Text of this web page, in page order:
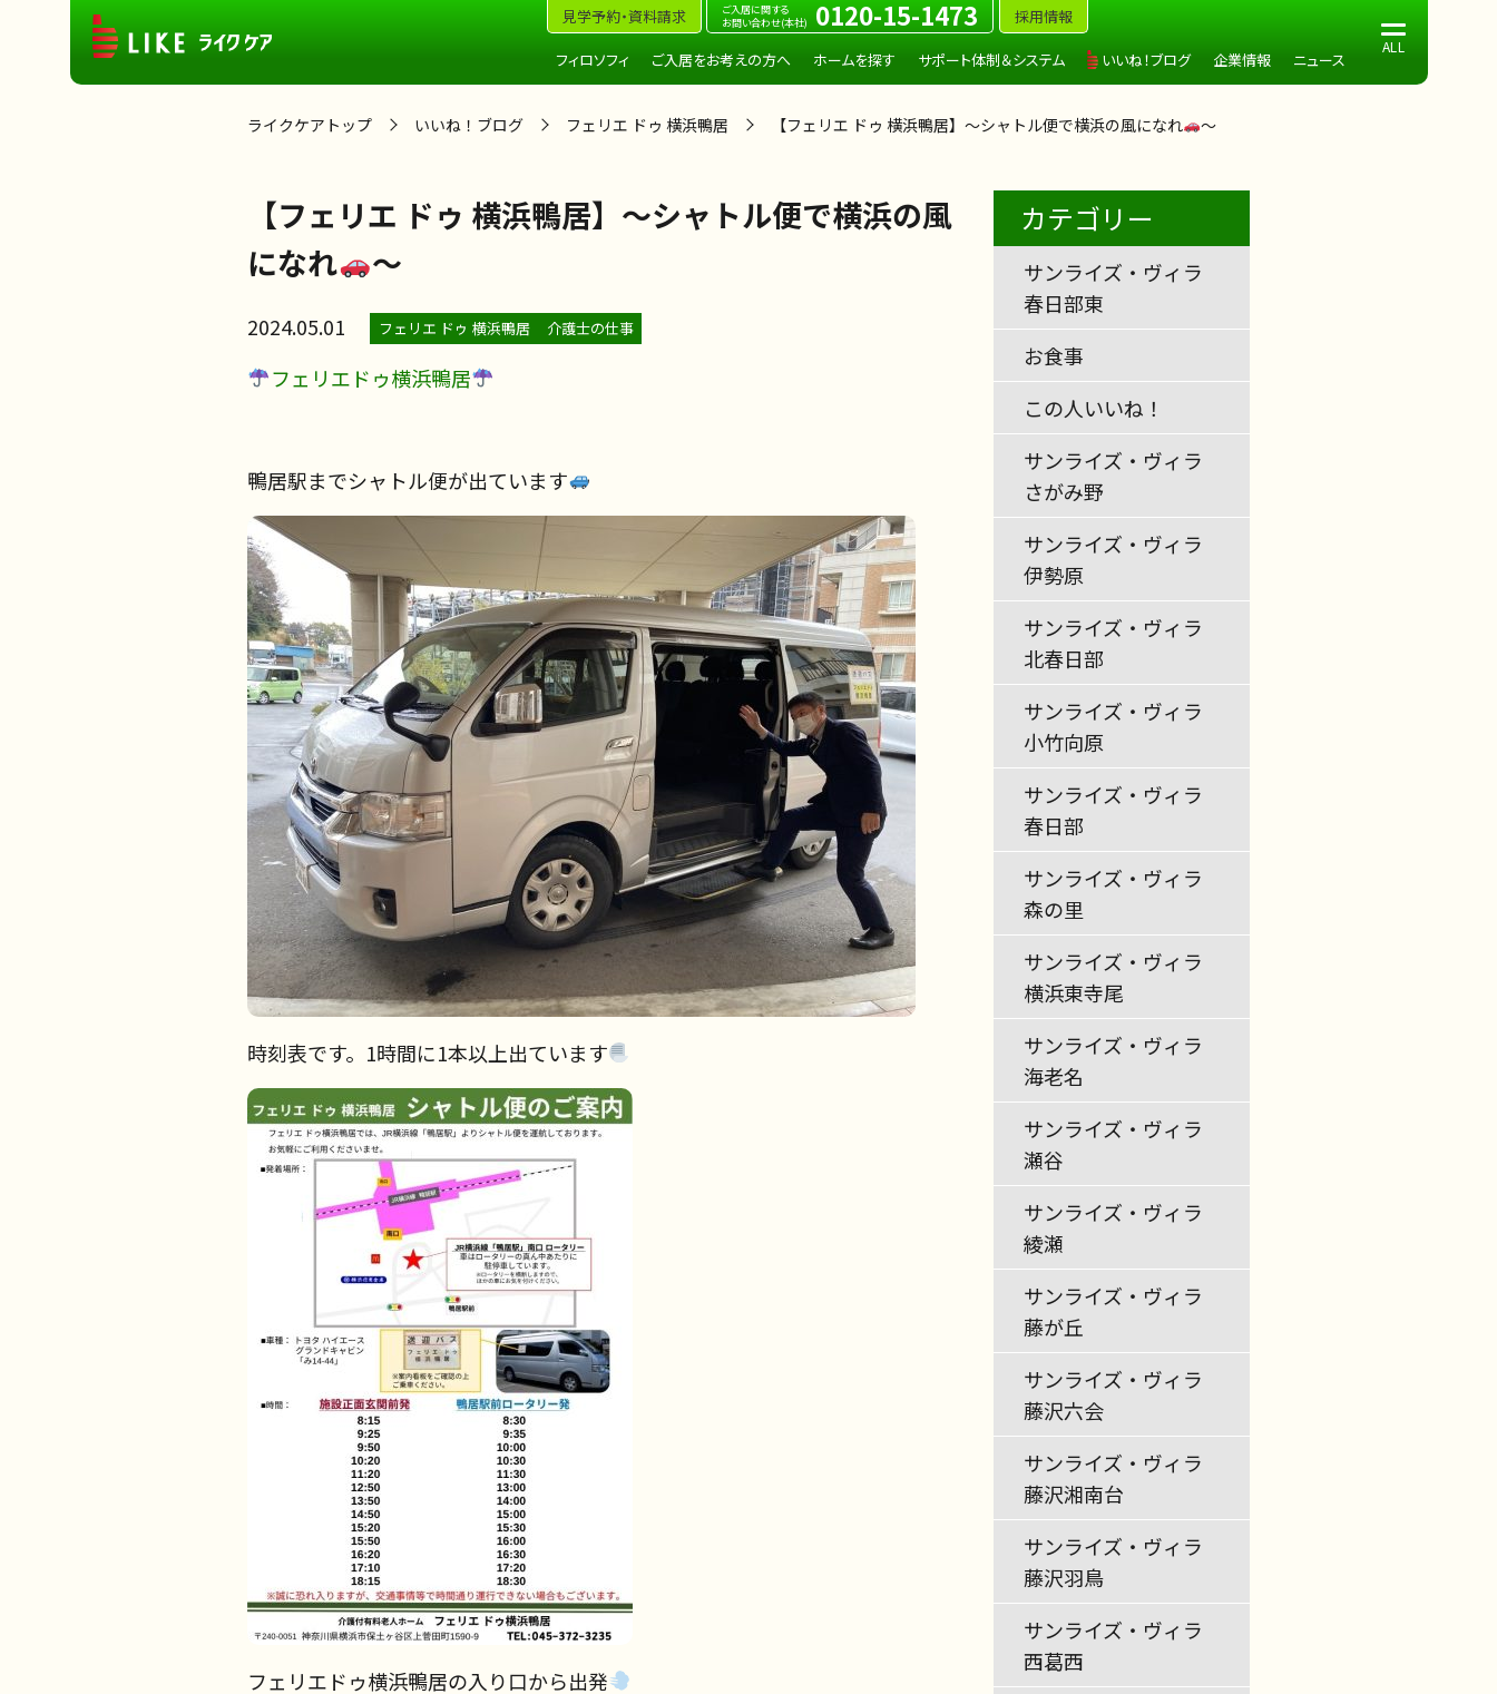
見学予約・資料請求
ご入居に関する
お問い合わせ(本社)
0120-15-1473 採用情報
フィロソフィ ご入居をお考えの方へ ホームを探す サポート体制＆システム いいね！ブログ 企業情報 ニュース
ライクケアトップ いいね！ブログ フェリエ ドゥ 横浜鴨居 【フェリエ ドゥ 横浜鴨居】～シャトル便で横浜の風になれ ～
【フェリエ ドゥ 横浜鴨居】～シャトル便で横浜の風
になれ
～
2024.05.01 フェリエ ドゥ 横浜鴨居 介護士の仕事
フェリエドゥ横浜鴨居
鴨居駅までシャトル便が出ています
時刻表です。1時間に1本以上出ています
フェリエドゥ横浜鴨居の入り口から出発
カテゴリー
サンライズ・ヴィラ
春日部東
お食事
この人いいね！
サンライズ・ヴィラ
さがみ野
サンライズ・ヴィラ
伊勢原
サンライズ・ヴィラ
北春日部
サンライズ・ヴィラ
小竹向原
サンライズ・ヴィラ
春日部
サンライズ・ヴィラ
森の里
サンライズ・ヴィラ
横浜東寺尾
サンライズ・ヴィラ
海老名
サンライズ・ヴィラ
瀬谷
サンライズ・ヴィラ
綾瀬
サンライズ・ヴィラ
藤が丘
サンライズ・ヴィラ
藤沢六会
サンライズ・ヴィラ
藤沢湘南台
サンライズ・ヴィラ
藤沢羽鳥
サンライズ・ヴィラ
西葛西